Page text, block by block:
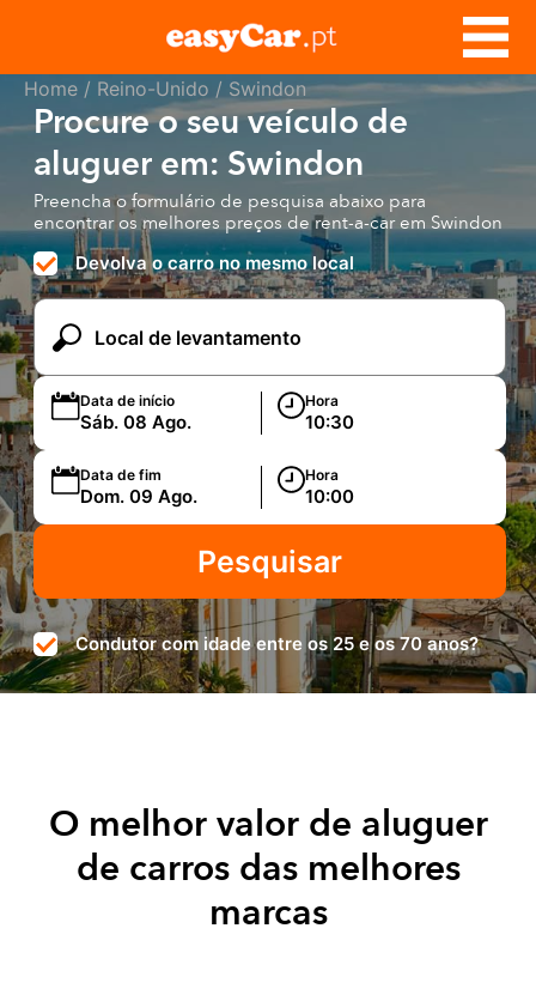
Home / Reino-Unido / Swindon
Procure o seu veículo de
aluguer em: Swindon
Preencha o formulário de pesquisa abaixo para
encontrar os melhores preços de rent-a-car em Swindon
Devolva o carro no mesmo local
Data de início Hora
Data de fim Hora
Condutor com idade entre os 25 e os 70 anos?
O melhor valor de aluguer
de carros das melhores
marcas